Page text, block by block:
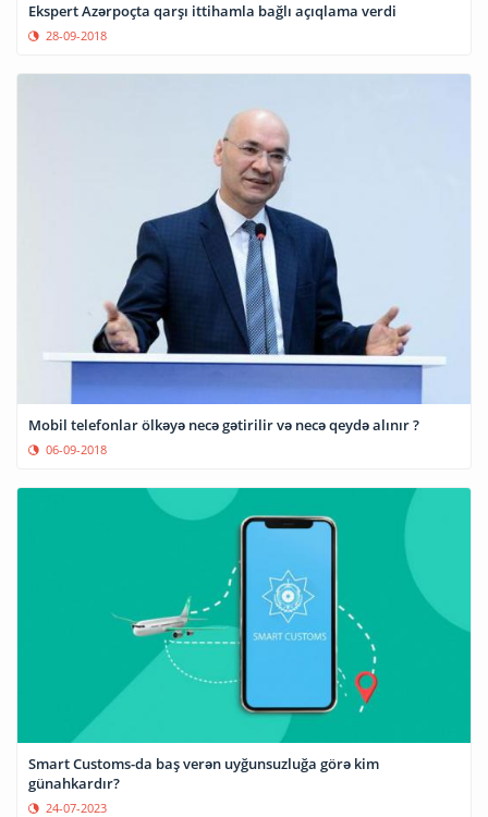
Ekspert Azərpoçta qarşı ittihamla bağlı açıqlama verdi
28-09-2018
Mobil telefonlar ölkəyə necə gətirilir və necə qeydə alınır ?
06-09-2018
Smart Customs-da baş verən uyğunsuzluğa görə kim
günahkardır?
24-07-2023